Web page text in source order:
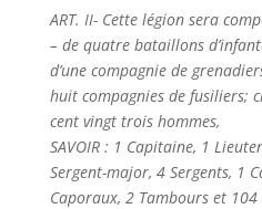
ART. II- Cette légion sera
– de quatre bataillons
d’une compagnie de
huit compagnies de fusiliers;
cent vingt trois hommes,
SAVOIR : 1 Capitaine, 1
Sergent-major, 4 Sergents, 1
Caporaux, 2 Tambours et